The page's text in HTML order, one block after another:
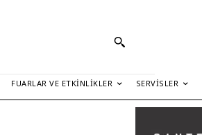
FUARLAR VE ETKINLIKLER SERVISLER